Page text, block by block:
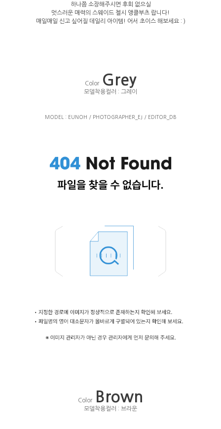
하나쯤 소장해주시면 후회 없으실
멋스러운 매력의 스웨이드 첼시 앵클부츠 랍니다!
매일매일 신고 싶어질 데일리 아이템! 어서 초이스 해보세요 : )
Color Grey
모델착용컬러 : 그레이
MODEL : EUNOH / PHOTOGRAPHER_EJ / EDITOR_DB
Color Brown
모델착용컬러 : 브라운